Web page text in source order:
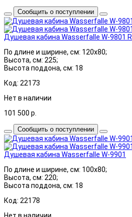
Сообщить о поступлении
Душевая кабина Wasserfalle W-9801 R
По длине и ширине, см: 120x80;
Высота, см: 225;
Высота поддона, см: 18
Код: 22173
Нет в наличии
101 500 р.
Сообщить о поступлении
Душевая кабина Wasserfalle W-9901
По длине и ширине, см: 100x80;
Высота, см: 220;
Высота поддона, см: 18
Код: 22178
Нет в наличии